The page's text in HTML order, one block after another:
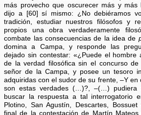
más provecho que oscurecer más y más
dijo a [60] sí mismo: ¿No debiéramos
tradición, estudiar nuestros filósofos y
propios una obra verdaderamente
combate las consecuencias de la idea de
domina a Campa, y responde las
dejado sin contestar: «¿Puede el hombre
de la verdad filosófica sin el concurso de
señor de la Campa, y posee un tesoro
adquiridas con el sudor de su frente, –Y en
son estas verdades (…)?, –(…) pudiera
buscar la respuesta a tal interrogatorio
Plotino, San Agustín, Descartes,
final de la contestación de Martín